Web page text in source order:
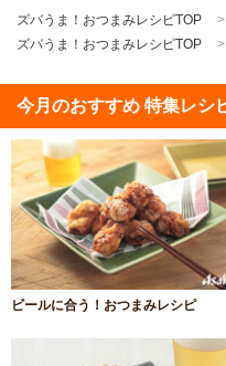
ズバうま！おつまみレシピTOP
ズバうま！おつまみレシピTOP
今月のおすすめ 特集レシ
ビールに合う！おつまみレシピ